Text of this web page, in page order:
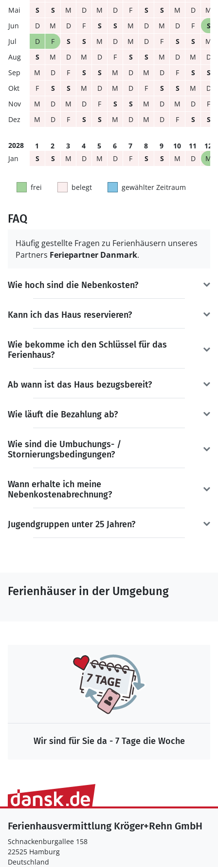
S S M D M D F S S M D
M
D
M D F S S M D M D F
S
D
F S S M D M D F S S
M
S
M D M D F S S M D M
D
M
D F S S M D M D F S
S
F
S S M D M D F S S M
D
M
D M D F S S M D M D
F
M
D F S S M D M D F S S
2028 1 2 3 4 5 6 7 8 9 10 11
12
S
S M D M D F S S M D M
frei belegt gewählter Zeitraum
FAQ
Häufig gestellte Fragen zu Ferienhäusern unseres
Partners Feriepartner Danmark.
Wie hoch sind die Nebenkosten?
Kann ich das Haus reservieren?
Wie bekomme ich den Schlüssel für das
Ferienhaus?
Ab wann ist das Haus bezugsbereit?
Wie läuft die Bezahlung ab?
Wie sind die Umbuchungs- /
Stornierungsbedingungen?
Wann erhalte ich meine
Nebenkostenabrechnung?
Jugendgruppen unter 25 Jahren?
Ferienhäuser in der Umgebung
Wir sind für Sie da - 7 Tage die Woche
Ferienhausvermittlung Kröger+Rehn GmbH
Schnackenburgallee 158
22525 Hamburg
Deutschland